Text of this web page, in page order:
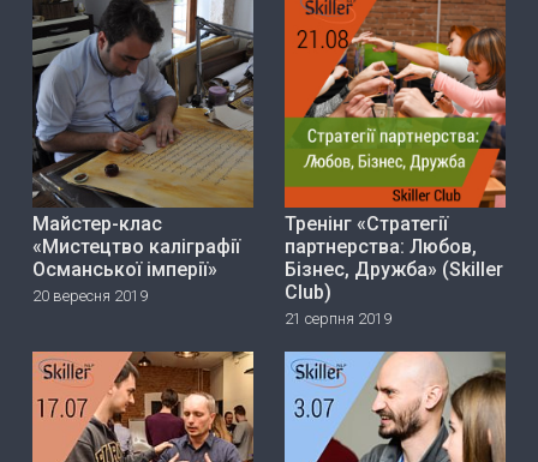
Майстер-клас
«Мистецтво каліграфії
Османської імперії»
20 вересня 2019
Тренінг «Стратегії
партнерства: Любов,
Бізнес, Дружба» (Skiller
Club)
21 серпня 2019